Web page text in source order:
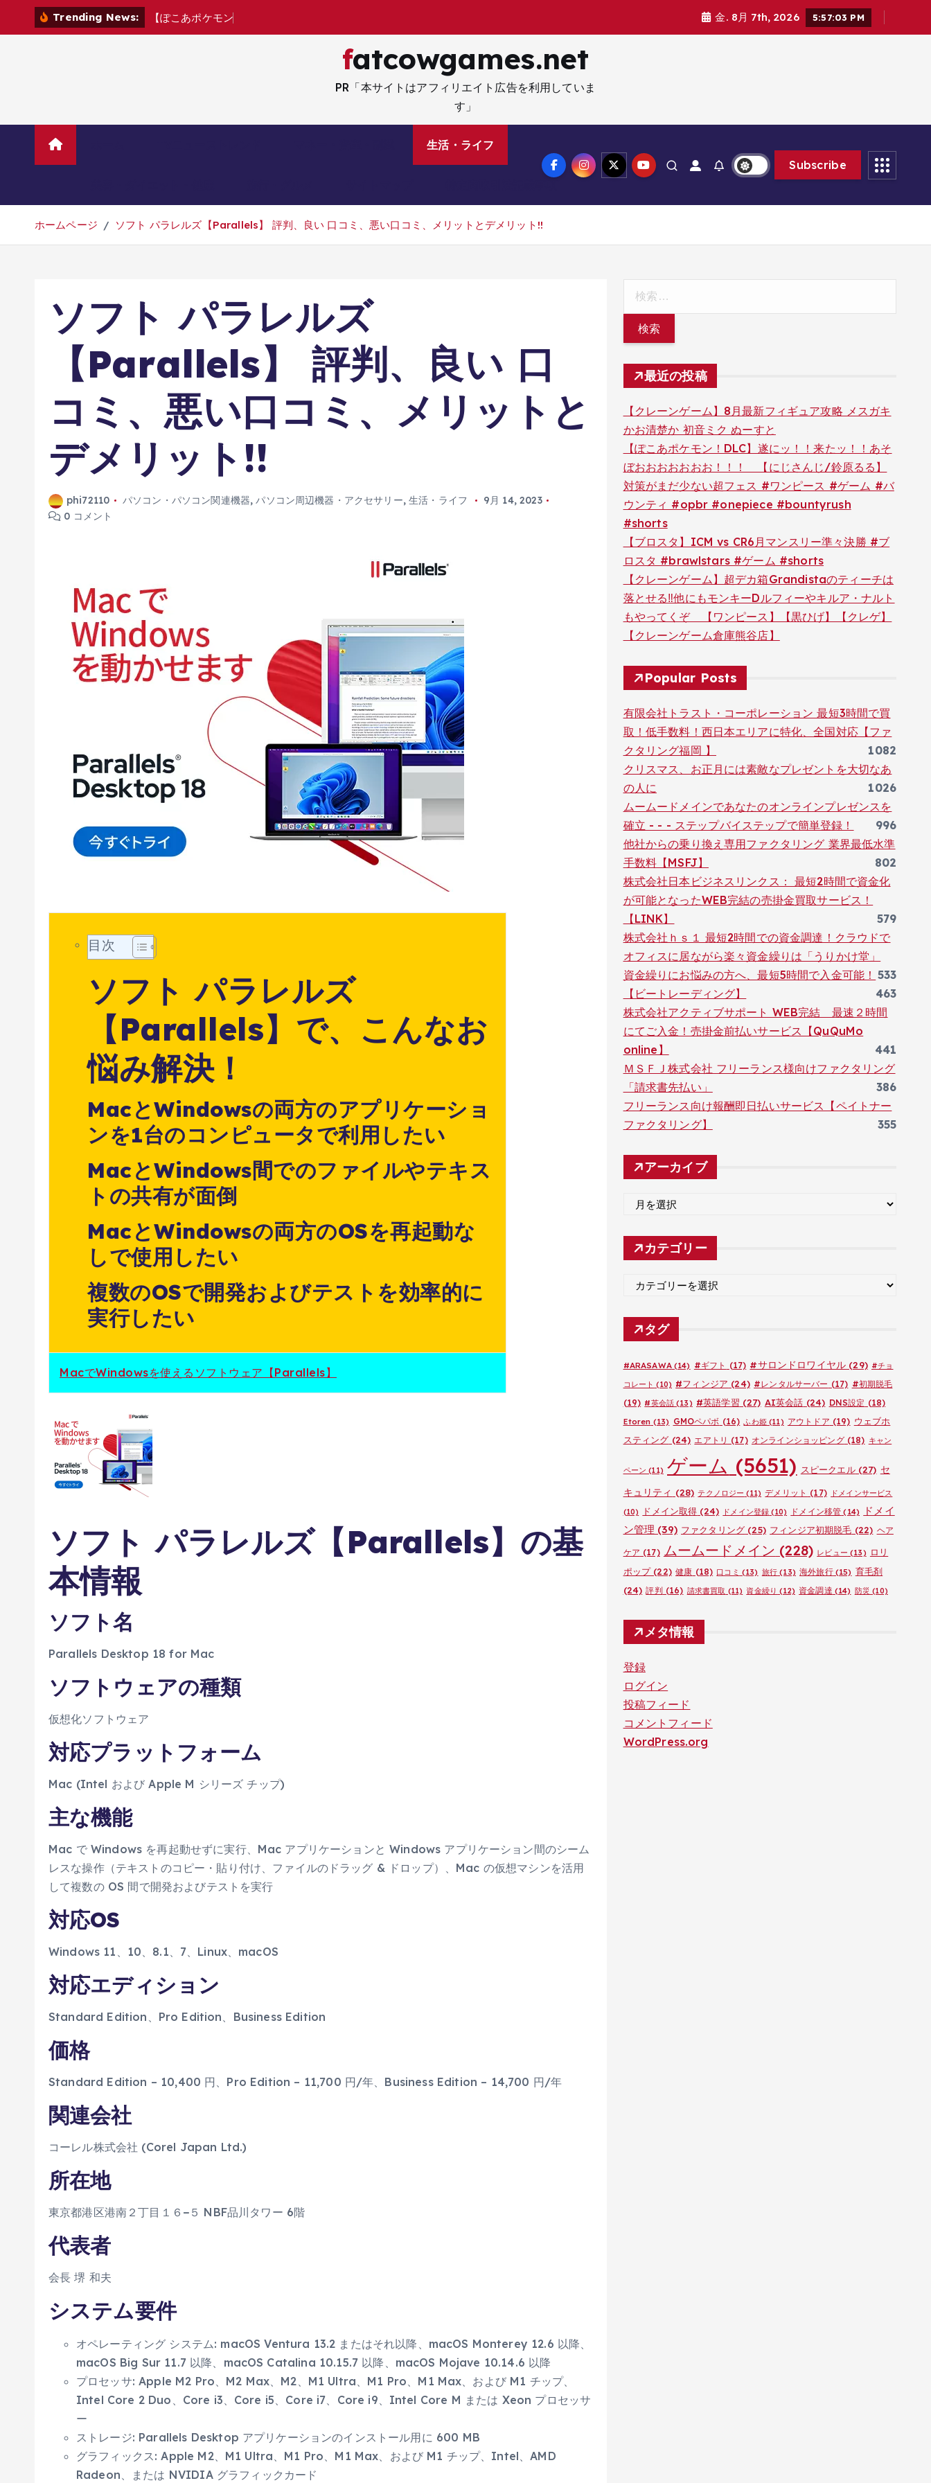
Trending News: 【ぽこ あポケモン 金. 8月 7th, 2026 5:57:04 PM
fatcowgames.net
PR「本サイトはアフィリエイト広告を利用していま
す」
生活・ライフ
Subscribe
ホームページ ソフト パラレルズ【Parallels】 評判、良い 口コミ、悪い口コミ、メリットとデメリット!!
ソフト パラレルズ
【Parallels】 評判、良い 口
コミ、悪い口コミ、メリットと
デメリット!!
phi72110 パソコン・パソコン関連機器,パソコン周辺機器・アクセサリー,生活・ライフ
9月 14, 2023
0 コメント
目次
ソフト パラレルズ
【Parallels】で、こんなお
悩み解決！
MacとWindowsの両方のアプリケーショ
ンを1台のコンピュータで利用したい
MacとWindows間でのファイルやテキス
トの共有が面倒
MacとWindowsの両方のOSを再起動な
しで使用したい
複数のOSで開発およびテストを効率的に
実行したい
MacでWindowsを使えるソフトウェア【Parallels】
ソフト パラレルズ【Parallels】の基
本情報
ソフト名
Parallels Desktop 18 for Mac
ソフトウェアの種類
仮想化ソフトウェア
対応プラットフォーム
Mac (Intel および Apple M シリーズ チップ)
主な機能
Mac で Windows を再起動せずに実行、Mac アプリケーションと Windows アプリケーション間のシーム
レスな操作（テキストのコピー・貼り付け、ファイルのドラッグ & ドロップ）、Mac の仮想マシンを活用
して複数の OS 間で開発およびテストを実行
対応OS
Windows 11、10、8.1、7、Linux、macOS
対応エディション
Standard Edition、Pro Edition、Business Edition
価格
Standard Edition – 10,400 円、Pro Edition – 11,700 円/年、Business Edition – 14,700 円/年
関連会社
コーレル株式会社 (Corel Japan Ltd.)
所在地
東京都港区港南２丁目１６−５ NBF品川タワー 6階
代表者
会長 堺 和夫
システム要件
オペレーティング システム: macOS Ventura 13.2 またはそれ以降、macOS Monterey 12.6 以降、
macOS Big Sur 11.7 以降、macOS Catalina 10.15.7 以降、macOS Mojave 10.14.6 以降
プロセッサ: Apple M2 Pro、M2 Max、M2、M1 Ultra、M1 Pro、M1 Max、および M1 チップ、
Intel Core 2 Duo、Core i3、Core i5、Core i7、Core i9、Intel Core M または Xeon プロセッサ
ー
ストレージ: Parallels Desktop アプリケーションのインストール用に 600 MB
グラフィックス: Apple M2、M1 Ultra、M1 Pro、M1 Max、および M1 チップ、Intel、AMD
Radeon、または NVIDIA グラフィックカード
最近の投稿
【クレーンゲーム】8月最新フィギュア攻略 メスガキ
かお清楚か 初音ミク ぬーすと
【ぽこあポケモン！DLC】遂にッ！！来たッ！！あそ
ぼおおおおおおお！！！ 【にじさんじ/鈴原るる】
対策がまだ少ない超フェス #ワンピース #ゲーム #バ
ウンティ #opbr #onepiece #bountyrush
#shorts
【ブロスタ】ICM vs CR6月マンスリー準々決勝 #ブ
ロスタ #brawlstars #ゲーム #shorts
【クレーンゲーム】超デカ箱Grandistaのティーチは
落とせる‼︎他にもモンキーDルフィーやキルア・ナルト
もやってくぞ 【ワンピース】【黒ひげ】【クレゲ】
【クレーンゲーム倉庫熊谷店】
Popular Posts
有限会社トラスト・コーポレーション 最短3時間で買
取！低手数料！西日本エリアに特化、全国対応【ファ
クタリング福岡 】
1082
クリスマス、お正月には素敵なプレゼントを大切なあ
の人に
1026
ムームードメインであなたのオンラインプレゼンスを
確立 - - - ステップバイステップで簡単登録！
996
他社からの乗り換え専用ファクタリング 業界最低水準
手数料【MSFJ】
802
株式会社日本ビジネスリンクス： 最短2時間で資金化
が可能となったWEB完結の売掛金買取サービス！
【LINK】
579
株式会社ｈｓ１ 最短2時間での資金調達！クラウドで
オフィスに居ながら楽々資金繰りは「うりかけ堂」
533
資金繰りにお悩みの方へ、最短5時間で入金可能！
【ビートレーディング】
463
株式会社アクティブサポート WEB完結 最速２時間
にてご入金！売掛金前払いサービス【QuQuMo
online】
441
ＭＳＦＪ株式会社 フリーランス様向けファクタリング
「請求書先払い」
386
フリーランス向け報酬即日払いサービス【ペイトナー
ファクタリング】
355
アーカイブ
カ
イ
カテゴリー
ゴ
リ
タグ
#ARASAWA(14) #ギフト (17) #サロンドロワイヤル (29) #チョ
コレート (10) #フィンジア (24) #レンタルサーバー (17) #初期脱毛
(19) #英会話 (13) #英語学習 (27) AI英会話 (24) DNS設定 (18)
Etoren (13) GMOペパボ (16) ふわ姫(11) アウトドア (19) ウェブホ
スティング (24) エアトリ (17) オンラインショッピング(18) キャン
ペーン (11) ゲーム (5651) スピークエル(27) セ
キュリティ (28) テクノロジー (11) デメリット (17)
ドメインサービス
(10)
ドメイン取得 (24) ドメイン登録 (10) ドメイン移管 (14)
ドメイ
ン管理 (39) ファクタリング (25) フィンジア初期脱毛 (22) ヘア
ケア (17) ムームードメイン (228) レビュー (13) ロリ
ポップ(22) 健康 (18) 口コミ (13) 旅行 (13) 海外旅行(15) 育毛剤
(24) 評判 (16) 請求書買取 (11) 資金繰り (12) 資金調達 (14) 防災 (10)
メタ情報
登録
ログイン
投稿フィード
コメントフィード
WordPress.org